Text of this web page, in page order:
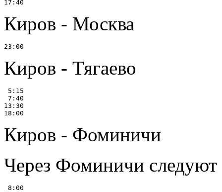
Киров - Москва
Киров - Тягаево
5:15
7:40
13:30
Киров - Фоминичи
Через Фоминичи следуют
8:00